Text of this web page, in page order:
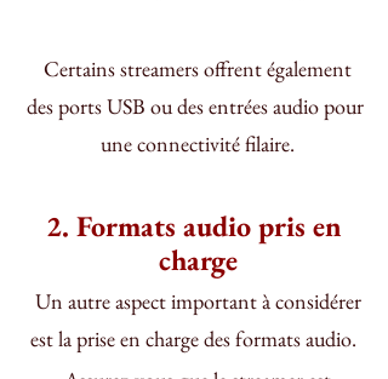
des ports USB ou des entrées audio pour
une connectivité filaire.
2. Formats audio pris en
charge
est la prise en charge des formats audio.